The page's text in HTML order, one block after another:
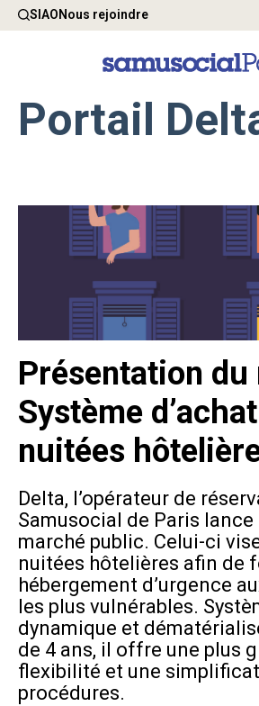
SIAONous rejoindre
Portail
Présentation du
Système
nuitées
Delta, l’opérateur de
Samusocial de Paris lance
marché public. Celui-ci
nuitées hôtelières afin de
hébergement d’urgence
les plus vulnérables.
dynamique et
de 4 ans, il offre une plus
flexibilité et une
procédures.